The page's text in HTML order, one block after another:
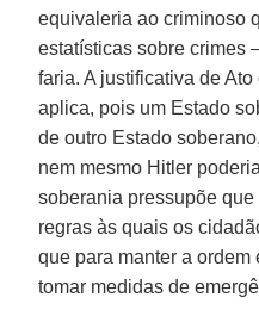
equivaleria ao criminoso
estatísticas sobre crimes
faria. A justificativa de
aplica, pois um Estado
de outro Estado
nem mesmo Hitler
soberania pressupõe
regras às quais os
que para manter a ordem
tomar medidas de